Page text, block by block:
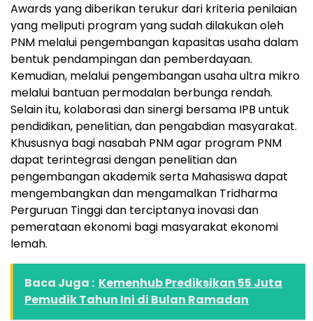
Awards yang diberikan terukur dari kriteria penilaian
yang meliputi program yang sudah dilakukan oleh
PNM melalui pengembangan kapasitas usaha dalam
bentuk pendampingan dan pemberdayaan.
Kemudian, melalui pengembangan usaha ultra mikro
melalui bantuan permodalan berbunga rendah.
Selain itu, kolaborasi dan sinergi bersama IPB untuk
pendidikan, penelitian, dan pengabdian masyarakat.
Khususnya bagi nasabah PNM agar program PNM
dapat terintegrasi dengan penelitian dan
pengembangan akademik serta Mahasiswa dapat
mengembangkan dan mengamalkan Tridharma
Perguruan Tinggi dan terciptanya inovasi dan
pemerataan ekonomi bagi masyarakat ekonomi
lemah.
Baca Juga : Kemenhub Prediksikan 55 Juta
Pemudik Tahun Ini di Bulan Ramadan